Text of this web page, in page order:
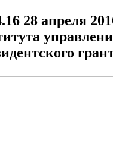
28 апреля